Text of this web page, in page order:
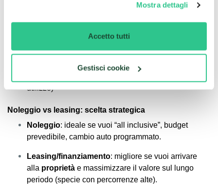
Mostra dettagli
Accetto tutti
Gestisci cookie
36 mesi / 45.000 km
Anticipo:4.000 €
utilizzo)
Noleggio vs leasing: scelta strategica
Noleggio: ideale se vuoi “all inclusive”, budget
prevedibile, cambio auto programmato.
Leasing/finanziamento: migliore se vuoi arrivare
alla proprietà e massimizzare il valore sul lungo
periodo (specie con percorrenze alte).